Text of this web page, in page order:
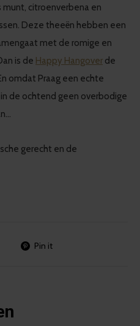
munt, citroenverbena en
Deze theeën hebben een
met de romige en
is de Happy Hangover de
omdat Praag een echte
de ochtend geen overbodige
gerecht en de
Pin it